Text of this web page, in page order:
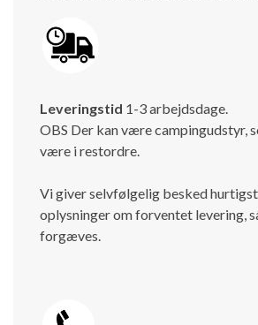
Leveringstid 1-3 arbejdsdage.
OBS Der kan være campingudstyr,
være i restordre.
Vi giver selvfølgelig besked
oplysninger om forventet levering,
forgæves.